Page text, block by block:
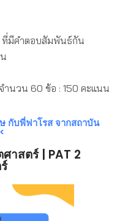
ที่มีคำตอบสัมพันธ์กัน
จำนวน 60 ข้อ : 150 คะแนน
กับพี่ฟาโรส จากสถาบัน
าสตร์ | PAT 2